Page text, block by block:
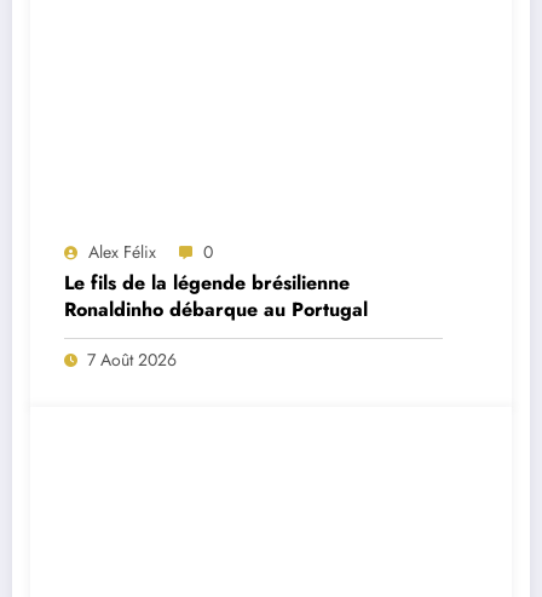
Alex Félix 0
Le fils de la légende brésilienne
Ronaldinho débarque au Portugal
7 Août 2026